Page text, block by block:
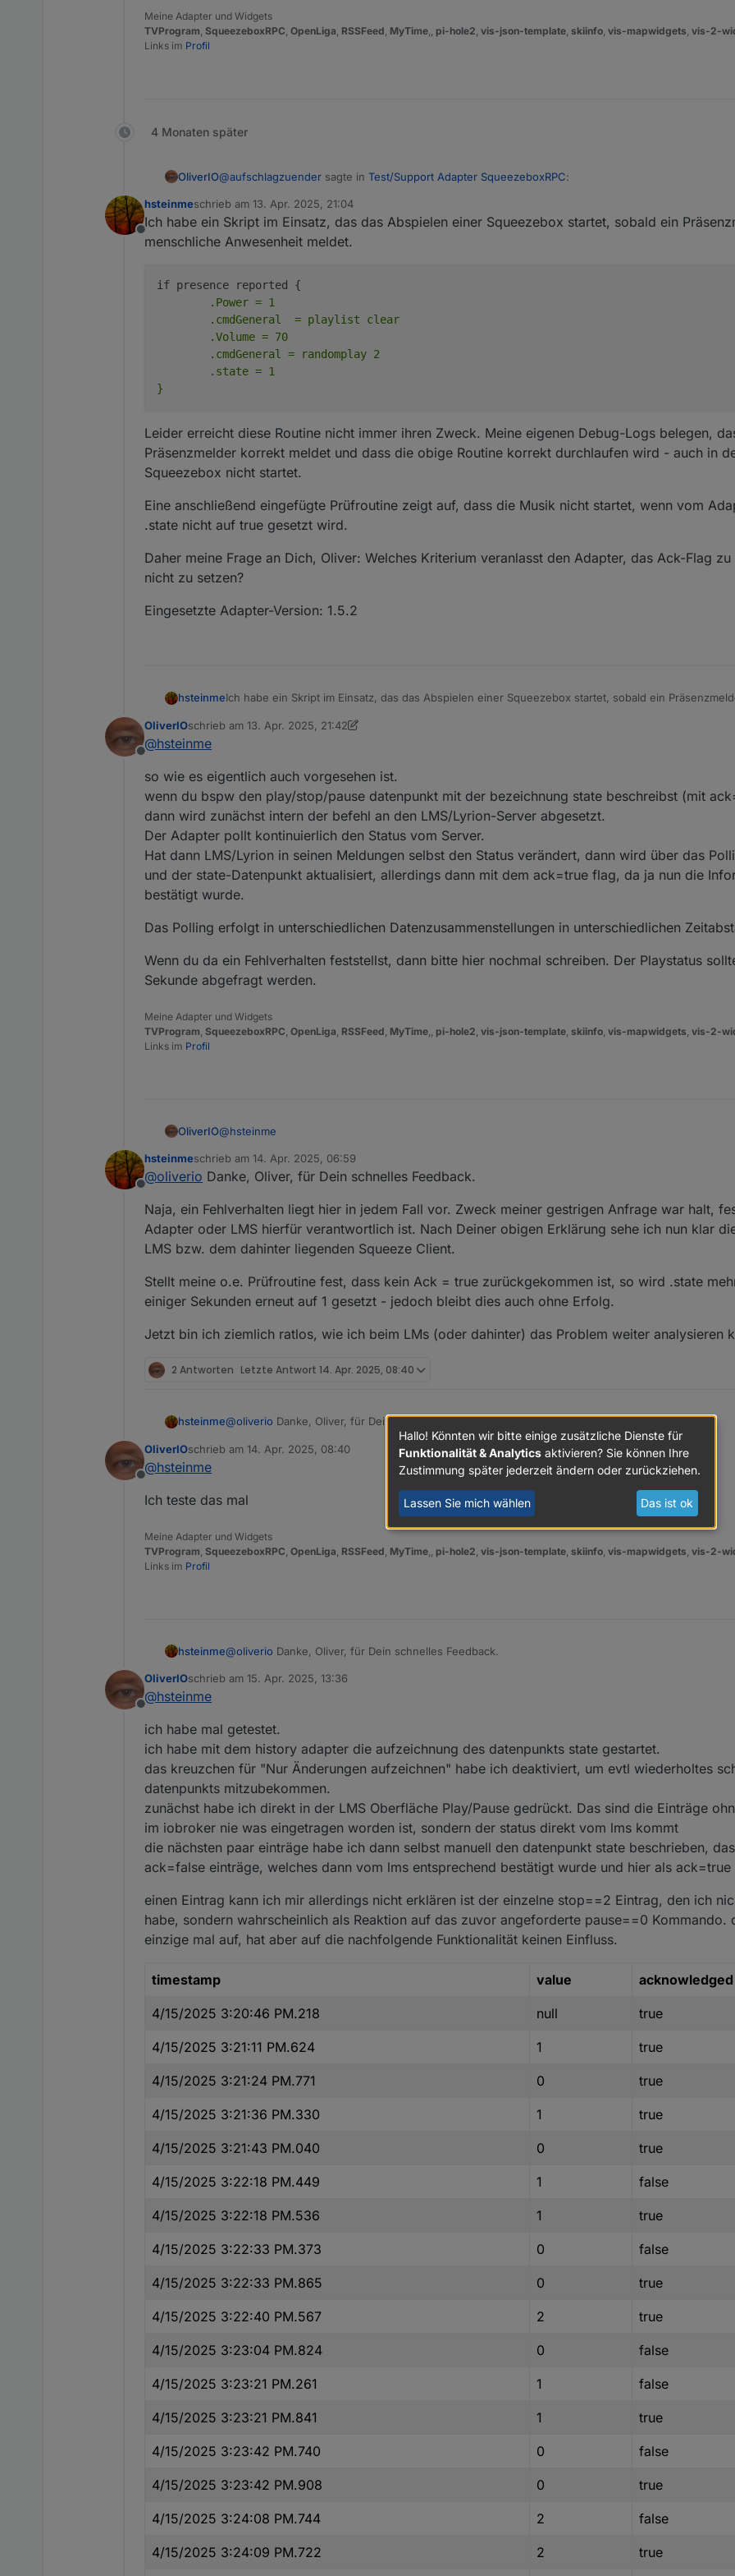
@
oliverio
Hast Du das bewusst angepasst?
Bleibt das jetzt so?
Möchte ungerne meine Scripte alle anpassen und dann kommt mit dem nächsten Update
zurück.
"cmdGeneral" funktioniert dann jetzt mit der Playlist ID.
Das Widget kann ich nicht ausprobieren.
Meine Adapter und Widgets
TVProgram SqueezeboxRPC OpenLiga RSSFeed MyTime pi-hole2 vis-json-template skiinfo vis-mapwidgets vis-2-
Links im Profil
4 Monaten später
OliverIO@aufschlagzuender sagte in Test/Support Adapter SqueezeboxRPC:
Ich habe keine VIS, bzw. verwende ich Jarvis als Visualisierung
Offline
hsteinmeschrieb am 13. Apr. 2025, 21:04
zuletzt editiert von
Ich habe ein Skript im Einsatz, das das Abspielen einer Squeezebox startet, sobald ein
menschliche Anwesenheit meldet.
Leider erreicht diese Routine nicht immer ihren Zweck. Meine eigenen Debug-Logs belegen,
Präsenzmelder korrekt meldet und dass die obige Routine korrekt durchlaufen wird - auch in
Squeezebox nicht startet.
Eine anschließend eingefügte Prüfroutine zeigt auf, dass die Musik nicht startet, wenn vom
.state nicht auf true gesetzt wird.
Daher meine Frage an Dich, Oliver: Welches Kriterium veranlasst den Adapter, das Ack-Flag
nicht zu setzen?
Eingesetzte Adapter-Version: 1.5.2
hsteinmeIch habe ein Skript im Einsatz, das das Abspielen einer Squeezebox startet, sobald ein
if presence reported {
	.Volume = 70
	.cmdGeneral = randomplay 2
	.state = 1
korrekt meldet und dass die obige Routine korrekt durchlaufen wird - auch in den Fällen, wo die
Eine anschließend eingefügte Prüfroutine zeigt auf, dass die Musik nicht startet, wenn vom Adapter
nicht auf true gesetzt wird.
Daher meine Frage an Dich, Oliver: Welches Kriterium veranlasst den Adapter, das Ack-Flag zu
setzen?
Eingesetzte Adapter-Version: 1.5.2
Offline
OliverIOschrieb am 13. Apr. 2025, 21:42
zuletzt editiert von OliverIO
@hsteinme
so wie es eigentlich auch vorgesehen ist.
wenn du bspw den play/stop/pause datenpunkt mit der bezeichnung state beschreibst (mit
dann wird zunächst intern der befehl an den LMS/Lyrion-Server abgesetzt.
Der Adapter pollt kontinuierlich den Status vom Server.
Hat dann LMS/Lyrion in seinen Meldungen selbst den Status verändert, dann wird über das
und der state-Datenpunkt aktualisiert, allerdings dann mit dem ack=true flag, da ja nun die
bestätigt wurde.
Das Polling erfolgt in unterschiedlichen Datenzusammenstellungen in unterschiedlichen
Wenn du da ein Fehlverhalten feststellst, dann bitte hier nochmal schreiben. Der Playstatus
Sekunde abgefragt werden.
Meine Adapter und Widgets
TVProgram SqueezeboxRPC OpenLiga RSSFeed MyTime pi-hole2 vis-json-template skiinfo vis-mapwidgets vis-2-
Links im Profil
OliverIO@hsteinme
so wie es eigentlich auch vorgesehen ist.
wenn du bspw den play/stop/pause datenpunkt mit der bezeichnung state beschreibst (mit
Der Adapter pollt kontinuierlich den Status vom Server.
Hat dann LMS/Lyrion in seinen Meldungen selbst den Status verändert, dann wird über das Polling
state-Datenpunkt aktualisiert, allerdings dann mit dem ack=true flag, da ja nun die Information vom
Wenn du da ein Fehlverhalten feststellst, dann bitte hier nochmal schreiben. Der Playstatus sollte
Sekunde abgefragt werden.
Offline
hsteinmeschrieb am 14. Apr. 2025, 06:59
zuletzt editiert von
@oliverio Danke, Oliver, für Dein schnelles Feedback.
Naja, ein Fehlverhalten liegt hier in jedem Fall vor. Zweck meiner gestrigen Anfrage war halt,
Adapter oder LMS hierfür verantwortlich ist. Nach Deiner obigen Erklärung sehe ich nun klar
LMS bzw. dem dahinter liegenden Squeeze Client.
Stellt meine o.e. Prüfroutine fest, dass kein Ack = true zurückgekommen ist, so wird .state
einiger Sekunden erneut auf 1 gesetzt - jedoch bleibt dies auch ohne Erfolg.
Jetzt bin ich ziemlich ratlos, wie ich beim LMs (oder dahinter) das Problem weiter analysieren
2 Antworten Letzte Antwort 14. Apr. 2025, 08:40
hsteinme@oliverio Danke, Oliver, für Dein schnelles Feedback.
Naja, ein Fehlverhalten liegt hier in jedem Fall vor. Zweck meiner gestrigen Anfrage war halt,
oder LMS hierfür verantwortlich ist. Nach Deiner obigen Erklärung sehe ich nun klar die
Sekunden erneut auf 1 gesetzt - jedoch bleibt dies auch ohne Erfolg.
Jetzt bin ich ziemlich ratlos, wie ich beim LMs (oder dahinter) das Problem weiter analysieren kann.
Offline
OliverIOschrieb am 14. Apr. 2025, 08:40
zuletzt editiert von
@hsteinme
Ich teste das mal
Meine Adapter und Widgets
TVProgram SqueezeboxRPC OpenLiga RSSFeed MyTime pi-hole2 vis-json-template skiinfo vis-mapwidgets vis-2-
Links im Profil
hsteinme@oliverio Danke, Oliver, für Dein schnelles Feedback.
Naja, ein Fehlverhalten liegt hier in jedem Fall vor. Zweck meiner gestrigen Anfrage war halt,
Sekunden erneut auf 1 gesetzt - jedoch bleibt dies auch ohne Erfolg.
Jetzt bin ich ziemlich ratlos, wie ich beim LMs (oder dahinter) das Problem weiter analysieren kann.
Offline
OliverIOschrieb am 15. Apr. 2025, 13:36
zuletzt editiert von
@hsteinme
ich habe mal getestet.
ich habe mit dem history adapter die aufzeichnung des datenpunkts state gestartet.
das kreuzchen für "Nur Änderungen aufzeichnen" habe ich deaktiviert, um evtl wiederholtes
datenpunkts mitzubekommen.
zunächst habe ich direkt in der LMS Oberfläche Play/Pause gedrückt. Das sind die Einträge
im iobroker nie was eingetragen worden ist, sondern der status direkt vom lms kommt
die nächsten paar einträge habe ich dann selbst manuell den datenpunkt state beschrieben,
ack=false einträge, welches dann vom lms entsprechend bestätigt wurde und hier als ack=true
einen Eintrag kann ich mir allerdings nicht erklären ist der einzelne stop==2 Eintrag, den ich
habe, sondern wahrscheinlich als Reaktion auf das zuvor angeforderte pause==0 Kommando.
einzige mal auf, hat aber auf die nachfolgende Funktionalität keinen Einfluss.
timestamp value acknowledged
4/15/2025 3:20:46 PM.218 null true
4/15/2025 3:21:11 PM.624 1 true
4/15/2025 3:21:24 PM.771 0 true
4/15/2025 3:21:36 PM.330 1 true
4/15/2025 3:21:43 PM.040 0 true
4/15/2025 3:22:18 PM.449 1 false
4/15/2025 3:22:18 PM.536 1 true
4/15/2025 3:22:33 PM.373 0 false
4/15/2025 3:22:33 PM.865 0 true
4/15/2025 3:22:40 PM.567 2 true
4/15/2025 3:23:04 PM.824 0 false
4/15/2025 3:23:21 PM.261 1 false
4/15/2025 3:23:21 PM.841 1 true
4/15/2025 3:23:42 PM.740 0 false
4/15/2025 3:23:42 PM.908 0 true
4/15/2025 3:24:08 PM.744 2 false
4/15/2025 3:24:09 PM.722 2 true
Hallo! Könnten wir bitte einige zusätzliche Dienste für
Funktionalität & Analytics aktivieren? Sie können Ihre
Zustimmung später jederzeit ändern oder zurückziehen.
Lassen Sie mich wählen Das ist ok